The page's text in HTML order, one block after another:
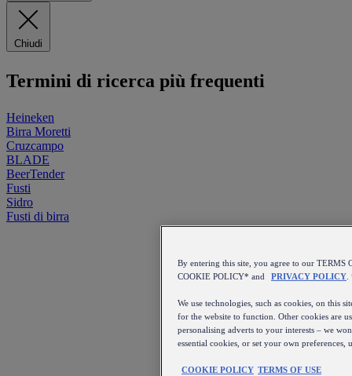
Chiudi
Termini di ricerca più frequenti
Heineken
Birra Moretti
Cruzcampo
BLADE
BeerTender
Fusti
Sidro
Fusti di birra
By entering this site, you agree to our TERMS
COOKIE POLICY* and
PRIVACY POLICY
We use technologies, such as cookies, on this
for the website to function. Other cookies are
personalising adverts to your interests – we
essential cookies, or set your own preferences,
COOKIE POLICY TERMS OF USE